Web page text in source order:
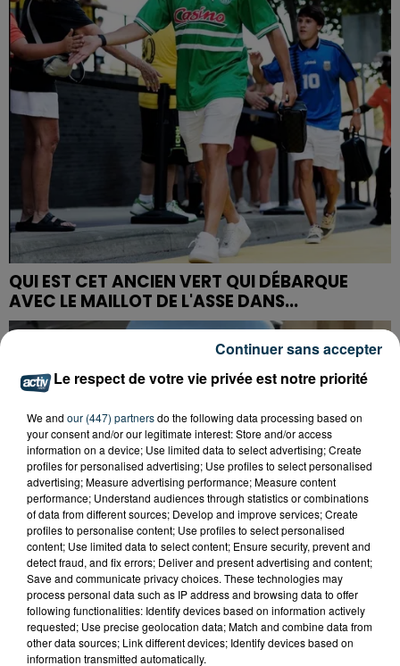
QUI EST CET ANCIEN VERT QUI DÉBARQUE
AVEC LE MAILLOT DE L'ASSE DANS...
FOREZTIVAL : DROGUÉ ET TENANT DES
PROPOS DÉPLACÉS, UN FESTIVALIER A...
Le respect de votre vie privée est notre priorité
We and our (447) partnersdo the following data processing based on
your consent and/or our legitimate interest: Store and/or access
information on a device; Use limited data to select advertising; Create
profiles for personalised advertising; Use profiles to select personalised
advertising; Measure advertising performance; Measure content
performance; Understand audiences through statistics or combinations
of data from different sources; Develop and improve services; Create
profiles to personalise content; Use profiles to select personalised
content; Use limited data to select content; Ensure security, prevent and
detect fraud, and fix errors; Deliver and present advertising and content;
Save and communicate privacy choices. These technologies may
process personal data such as IP address and browsing data to offer
following functionalities: Identify devices based on information actively
requested; Use precise geolocation data; Match and combine data from
other data sources; Link different devices; Identify devices based on
information transmitted automatically.
Continuer sans accepter